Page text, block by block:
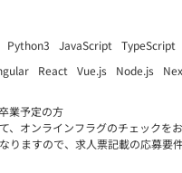
Python3 JavaScript TypeScript
React Vue.js Node.js
業予定の方
オンラインフラグのチェックをお
ますので、求人票記載の応募要